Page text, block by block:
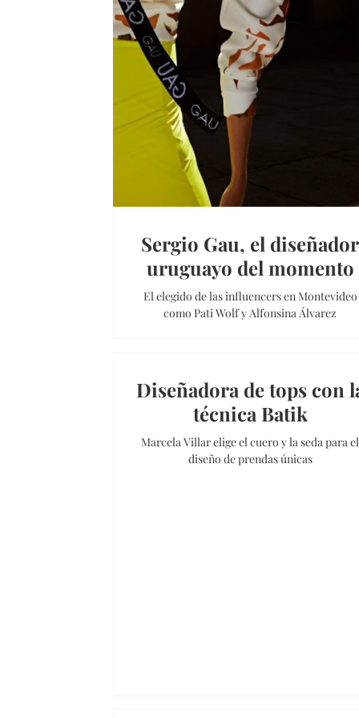
Sergio Gau, el diseñador
uruguayo del momento
El elegido de las influencers en Montevideo
como Pati Wolf y Alfonsina Álvarez
Diseñadora de tops con
técnica Batik
Marcela Villar elige el cuero y la seda para el
diseño de prendas únicas